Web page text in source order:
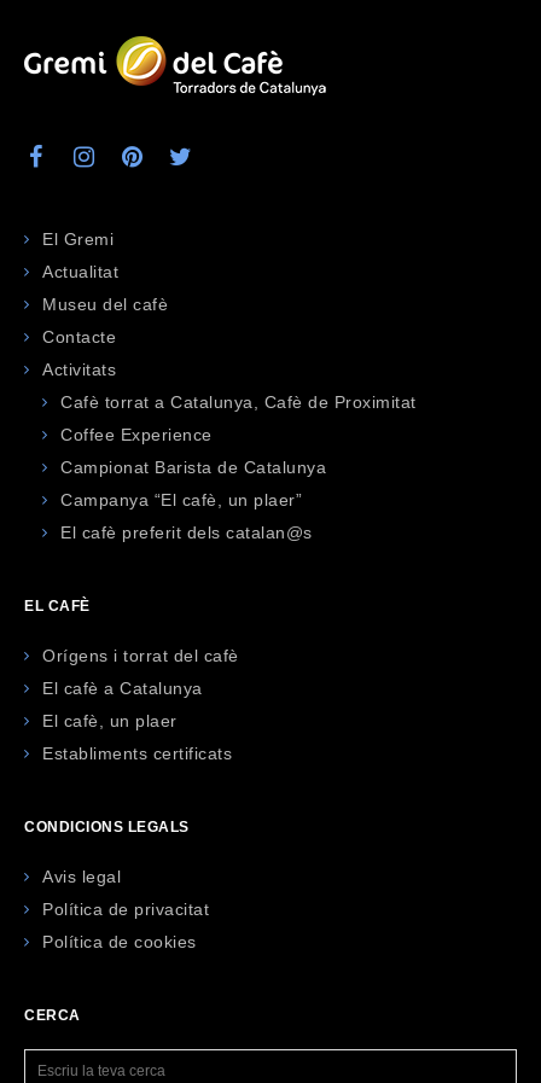
El Gremi
Actualitat
Museu del cafè
Contacte
Activitats
Cafè torrat a Catalunya, Cafè de Proximitat
Coffee Experience
Campionat Barista de Catalunya
Campanya “El cafè, un plaer”
El cafè preferit dels catalan@s
EL CAFÈ
Orígens i torrat del cafè
El cafè a Catalunya
El cafè, un plaer
Establiments certificats
CONDICIONS LEGALS
Avis legal
Política de privacitat
Política de cookies
CERCA